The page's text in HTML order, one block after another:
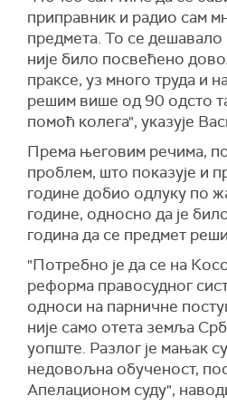
приправник и радио сам
предмета. То се дешавало
није било посвећено
праксе, уз много труда и
решим више од 90 одсто
помоћ колега", указује
Према његовим речима,
проблем, што показује и
године добио одлуку по
године, односно да је
година да се предмет
"Потребно је да се на
реформа правосудног
односи на парничне
није само отета земља
уопште. Разлог је мањак
недовољна обученост,
Апелационом суду",